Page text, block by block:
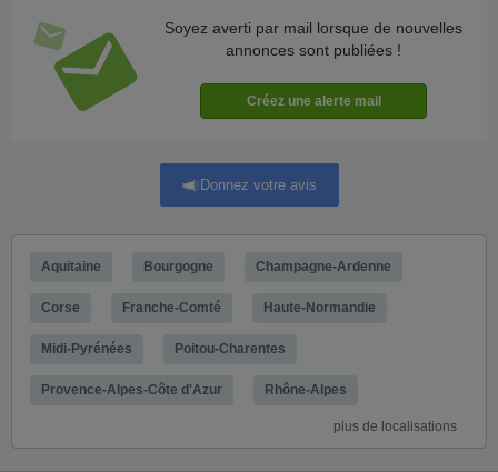
Soyez averti par mail lorsque de nouvelles
annonces sont publiées !
Donnez votre avis
Aquitaine Bourgogne Champagne-Ardenne
Corse Franche-Comté Haute-Normandie
Midi-Pyrénées Poitou-Charentes
Provence-Alpes-Côte d'Azur Rhône-Alpes
plus de localisations